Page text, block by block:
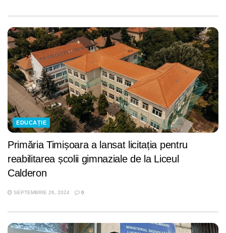
EDUCAȚIE
Primăria Timișoara a lansat licitația pentru
reabilitarea școlii gimnaziale de la Liceul
Calderon
SEPTEMBRIE 26, 2024 0